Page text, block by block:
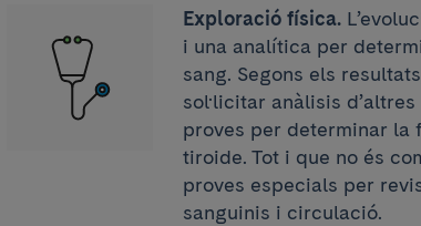
Exploració física.
i una analítica per
sang. Segons els
sol·licitar anàlisis
proves per determinar la
tiroide. Tot i que no és
proves especials per
sanguinis i circulació.